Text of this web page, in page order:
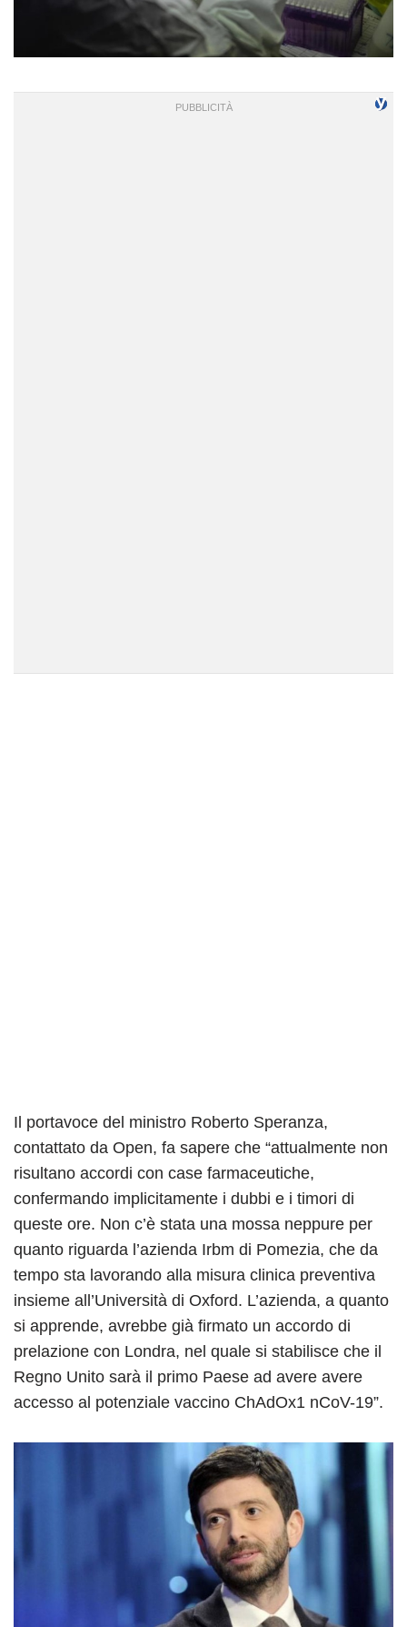
Il portavoce del ministro Roberto Speranza,
contattato da Open, fa sapere che “attualmente non
risultano accordi con case farmaceutiche,
confermando implicitamente i dubbi e i timori di
queste ore. Non c’è stata una mossa neppure per
quanto riguarda l’azienda Irbm di Pomezia, che da
tempo sta lavorando alla misura clinica preventiva
insieme all’Università di Oxford. L’azienda, a quanto
si apprende, avrebbe già firmato un accordo di
prelazione con Londra, nel quale si stabilisce che il
Regno Unito sarà il primo Paese ad avere avere
accesso al potenziale vaccino ChAdOx1 nCoV-19”.